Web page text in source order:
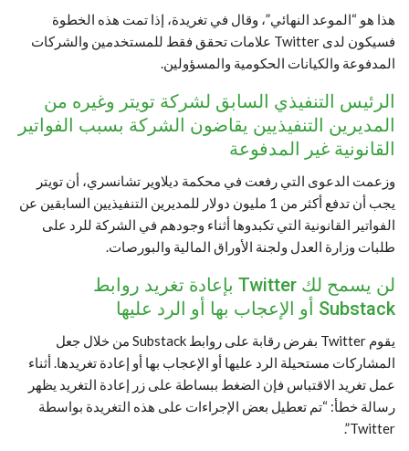
هذا هو “الموعد النهائي”، وقال في تغريدة، إذا تمت هذه الخطوة
فسيكون لدى Twitter علامات تحقق فقط للمستخدمين والشركات
المدفوعة والكيانات الحكومية والمسؤولين.
الرئيس التنفيذي السابق لشركة تويتر وغيره من
المديرين التنفيذيين يقاضون الشركة بسبب الفواتير
القانونية غير المدفوعة
وزعمت الدعوى التي رفعت في محكمة ديلاوير تشانسري، أن تويتر
يجب أن تدفع أكثر من 1 مليون دولار للمديرين التنفيذيين السابقين عن
الفواتير القانونية التي تكبدوها أثناء وجودهم في الشركة للرد على
طلبات وزارة العدل ولجنة الأوراق المالية والبورصات.
لن يسمح لك Twitter بإعادة تغريد روابط
Substack أو الإعجاب بها أو الرد عليها
يقوم Twitter بفرض رقابة على روابط Substack من خلال جعل
المشاركات مستحيلة الرد عليها أو الإعجاب بها أو إعادة تغريدها. أثناء
عمل تغريد الاقتباس فإن الضغط ببساطة على زر إعادة التغريد يظهر
رسالة خطأ: “تم تعطيل بعض الإجراءات على هذه التغريدة بواسطة
Twitter”.